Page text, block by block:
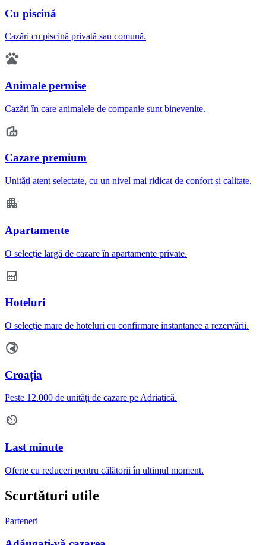
Cu piscină
Cazări cu piscină privată sau comună.
Animale permise
Cazări în care animalele de companie sunt binevenite.
Cazare premium
Unități atent selectate, cu un nivel mai ridicat de confort și calitate.
Apartamente
O selecție largă de cazare în apartamente private.
Hoteluri
O selecție mare de hoteluri cu confirmare instantanee a rezervării.
Croația
Peste 12.000 de unități de cazare pe Adriatică.
Last minute
Oferte cu reduceri pentru călătorii în ultimul moment.
Scurtături utile
Parteneri